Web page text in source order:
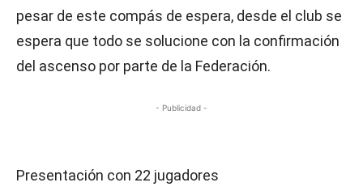
pesar de este compás de espera, desde el club se
espera que todo se solucione con la confirmación
del ascenso por parte de la Federación.
- Publicidad -
Presentación con 22 jugadores